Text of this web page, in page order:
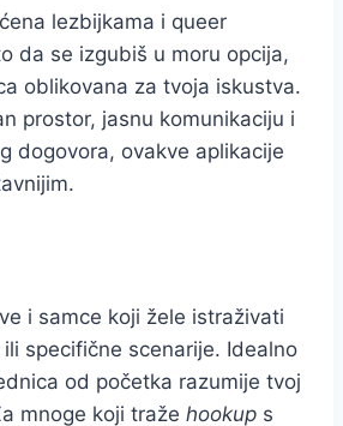
lezbijkama i queer
da se izgubiš u moru opcija,
oblikovana za tvoja iskustva.
prostor, jasnu komunikaciju i
dogovora, ovakve aplikacije
i samce koji žele istraživati
ili specifične scenarije. Idealno
od početka razumije tvoj
mnoge koji traže hookup s